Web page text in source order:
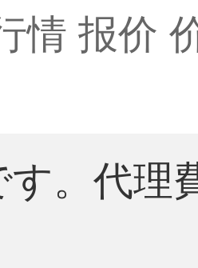
报价
。代理